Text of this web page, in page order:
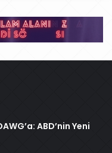
ABD’nin Yeni